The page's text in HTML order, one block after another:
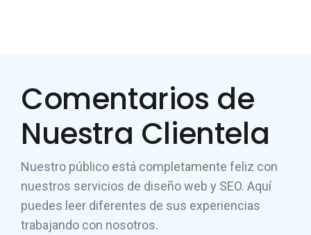
Comentarios de
Nuestra Clientela
Nuestro público está completamente feliz con
nuestros servicios de diseño web y SEO. Aquí
puedes leer diferentes de sus experiencias
trabajando con nosotros.